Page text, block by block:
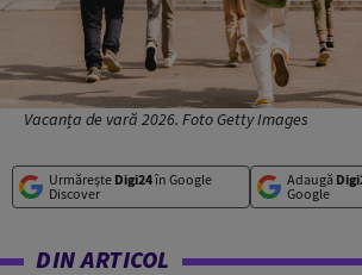
Vacanța de vară 2026. Foto Getty Images
Urmărește Digi24în Google
Discover
Adaugă
Google
DIN ARTICOL